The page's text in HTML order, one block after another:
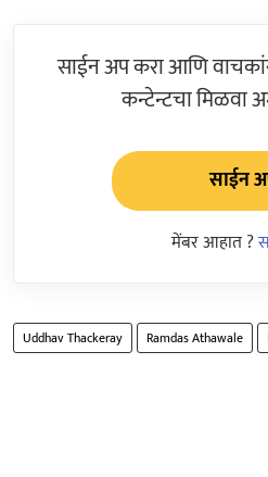
साईन अप करा आणि
कन्टेन्टचा मिळवा
साईन
मेंबर आहात ?
Uddhav Thackeray Ramdas Athawale